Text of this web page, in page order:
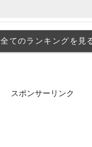
全てのランキングを見
スポンサーリンク